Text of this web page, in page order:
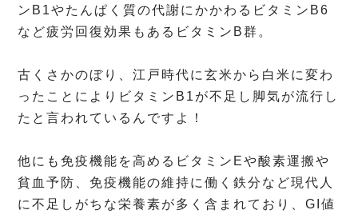
ンB1やたんぱく質の代謝にかかわるビタミンB6
など疲労回復効果もあるビタミンB群。
古くさかのぼり、江戸時代に玄米から白米に変わ
ったことによりビタミンB1が不足し脚気が流行し
たと言われているんですよ！
他にも免疫機能を高めるビタミンEや酸素運搬や
貧血予防、免疫機能の維持に働く鉄分など現代人
に不足しがちな栄養素が多く含まれており、GI値